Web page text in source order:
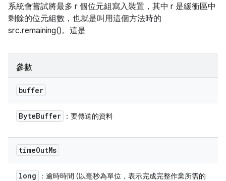
系統會嘗試將最多 r 個位元組寫入裝置，其中 r 是緩衝區中
剩餘的位元組數，也就是叫用這個方法時的
src.remaining()。這是
參數
buffer
ByteBuffer ：要傳送的資料
timeOutMs
long
：逾時時間 (以毫秒為單位，表示完成完整作業所需的